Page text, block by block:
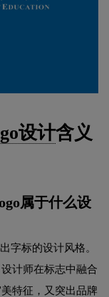
设计含义
属于什么设
字标的设计风格。
计师在标志中融合
特征，又突出品牌